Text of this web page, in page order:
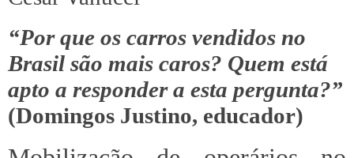
“Por que os carros vendidos no
Brasil são mais caros? Quem está
apto a responder a esta pergunta?”
(Domingos Justino, educador)